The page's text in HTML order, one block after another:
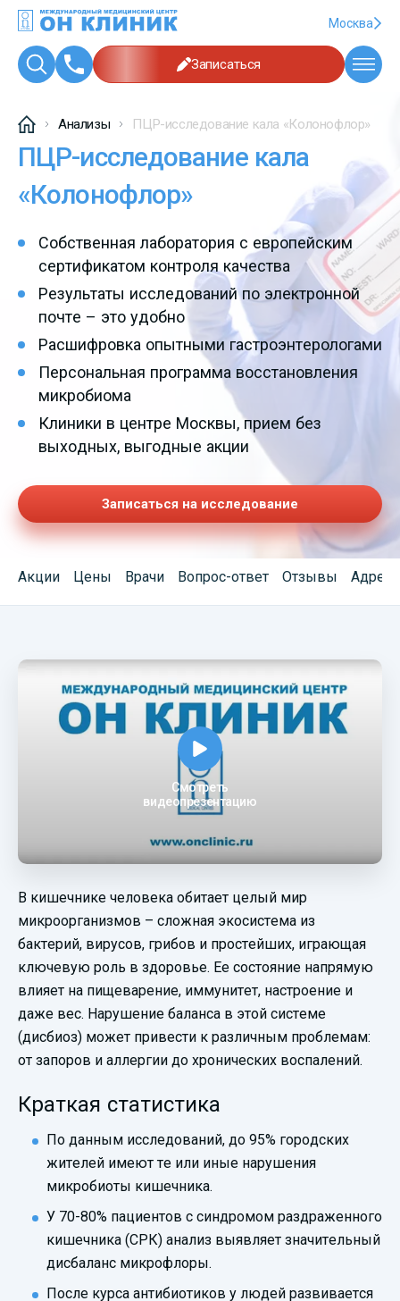
Москва
Записаться
Анализы ПЦР-исследование кала «Колонофлор»
ПЦР-исследование кала
«Колонофлор»
Собственная лаборатория с европейским
сертификатом контроля качества
Результаты исследований по электронной
почте – это удобно
Расшифровка опытными гастроэнтерологами
Персональная программа восстановления
микробиома
Клиники в центре Москвы, прием без
выходных, выгодные акции
Записаться на исследование
Акции Цены Врачи Вопрос-ответ Отзывы
Смотреть
видеопрезентацию
В кишечнике человека обитает целый мир
микроорганизмов – сложная экосистема из
бактерий, вирусов, грибов и простейших, играющая
ключевую роль в здоровье. Ее состояние напрямую
влияет на пищеварение, иммунитет, настроение и
даже вес. Нарушение баланса в этой системе
(дисбиоз) может привести к различным проблемам:
от запоров и аллергии до хронических воспалений.
Краткая статистика
По данным исследований, до 95% городских
жителей имеют те или иные нарушения
микробиоты кишечника.
У 70-80% пациентов с синдромом раздраженного
кишечника (СРК) анализ выявляет значительный
дисбаланс микрофлоры.
После курса антибиотиков у людей развивается